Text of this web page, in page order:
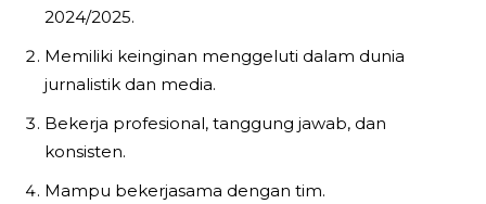
2024/2025.
Memiliki keinginan menggeluti dalam dunia
jurnalistik dan media.
Bekerja profesional, tanggung jawab, dan
konsisten.
Mampu bekerjasama dengan tim.